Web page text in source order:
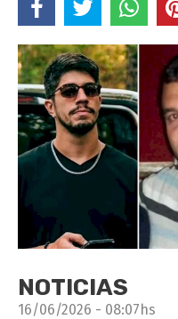
NOTICIAS
16/06/2026 - 08:07hs